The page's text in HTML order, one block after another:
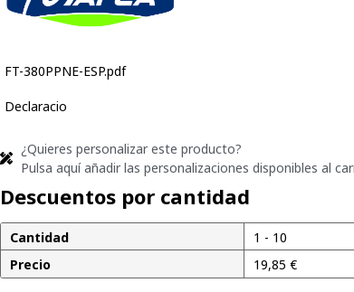
FT-380PPNE-ESP.pdf
Declaracio
¿Quieres personalizar este producto?
Pulsa aquí añadir las personalizaciones disponibles al
Descuentos por cantidad
Cantidad
Precio
1 - 10
19,85 €